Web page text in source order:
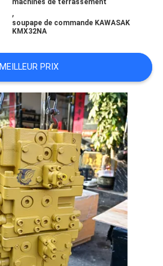
machines de terrassement
,
soupape de commande KAWASAK
KMX32NA
MEILLEUR PRIX